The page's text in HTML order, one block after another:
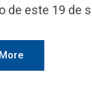
de este 19 de